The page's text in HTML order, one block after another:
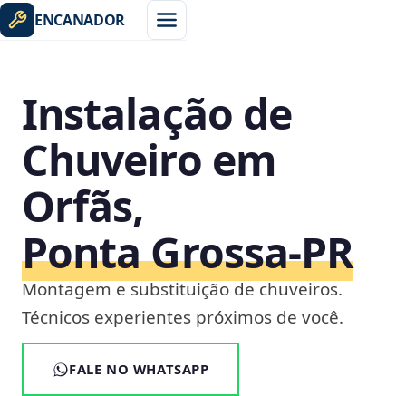
ENCANADOR
Instalação de
Chuveiro em
Orfãs,
Ponta Grossa‑PR
Montagem e substituição de chuveiros.
Técnicos experientes próximos de você.
FALE NO WHATSAPP